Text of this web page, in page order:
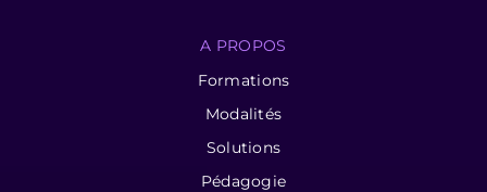
A PROPOS
Formations
Modalités
Solutions
Pédagogie